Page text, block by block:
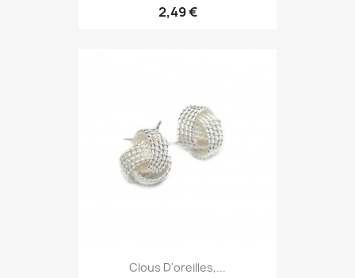
2,49 €
Clous D'oreilles,...